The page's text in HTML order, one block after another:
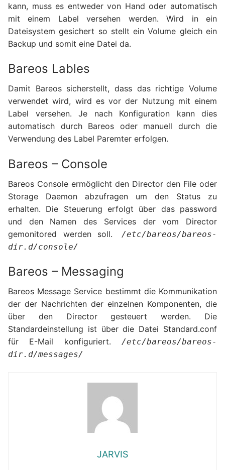
kann, muss es entweder von Hand oder automatisch
mit einem Label versehen werden. Wird in ein
Dateisystem gesichert so stellt ein Volume gleich ein
Backup und somit eine Datei da.
Bareos Lables
Damit Bareos sicherstellt, dass das richtige Volume
verwendet wird, wird es vor der Nutzung mit einem
Label versehen. Je nach Konfiguration kann dies
automatisch durch Bareos oder manuell durch die
Verwendung des Label Paremter erfolgen.
Bareos – Console
Bareos Console ermöglicht den Director den File oder
Storage Daemon abzufragen um den Status zu
erhalten. Die Steuerung erfolgt über das password
und den Namen des Services der vom Director
gemonitored werden soll.
/etc/bareos/bareos-
dir.d/console/
Bareos – Messaging
Bareos Message Service bestimmt die Kommunikation
der der Nachrichten der einzelnen Komponenten, die
über den Director gesteuert werden. Die
Standardeinstellung ist über die Datei Standard.conf
für E-Mail konfiguriert. /etc/bareos/bareos-
dir.d/messages/
JARVIS